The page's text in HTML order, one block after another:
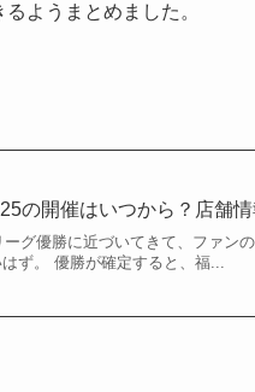
ようまとめました。
の開催はいつから？店舗
グ優勝に近づいてきて、ファン
ず。 優勝が確定すると、福...